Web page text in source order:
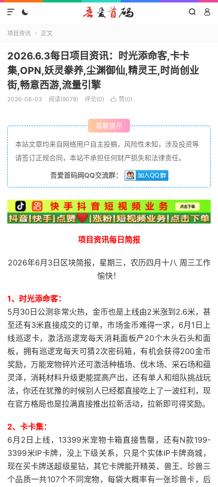
  

项目资讯  正文
2026.6.3每日项目资讯：时光添命客,卡卡
集,OPN,妖灵豢养,尘渊御仙,精灵王,时尚创业
街,畅意西游,流量引擎
2026-06-03 阅读(9078) 评论(0)  赞(0)
温馨提示
本站文章均来自网络用户自主投稿，风险性未知，涉及投资等
请签订正规合同，本站不承担任何财产损失和法律责任。
吾爱首码网QQ交流群：
项目资讯每日简报
2026年6月3日区块简报，星期三，农历四月十八 周三工作
愉快！
1、时光添命客：
5月30日公测非常火热，金币也是上线由2米涨到2.6米，甚
至还有3米直接成交的订单，市场金币难得一求，6月1日上
线巡逻卡，激活巡逻宠每天消耗面板产20个木头石头和面
板，拥有巡逻宠每天可猜2次密码箱，有机会获得200金币
奖励，万能宠物碎片还可激活种植场、伐木场、采石场和蕴
灵泽，消耗材料升级更能提高产出，还有单人和组队挑战玩
法，你还在犹豫的时候别人已经都直接吃上了一波红利，现
在官方格局也是拉满直接推出拉新活动，拉新即可得奖励。
2、卡卡集：
6月2日上线，13399米宠物卡箱直接售罄，还有N款199-
3399米IP卡牌，没上下级关系，只是个实体IP卡牌商城，
现在买卡牌送超级星钻，其它卡牌能开精英、兽王、珍兽三
个品质一共107个不同宠物，每袋大概率有一张珍兽卡，后